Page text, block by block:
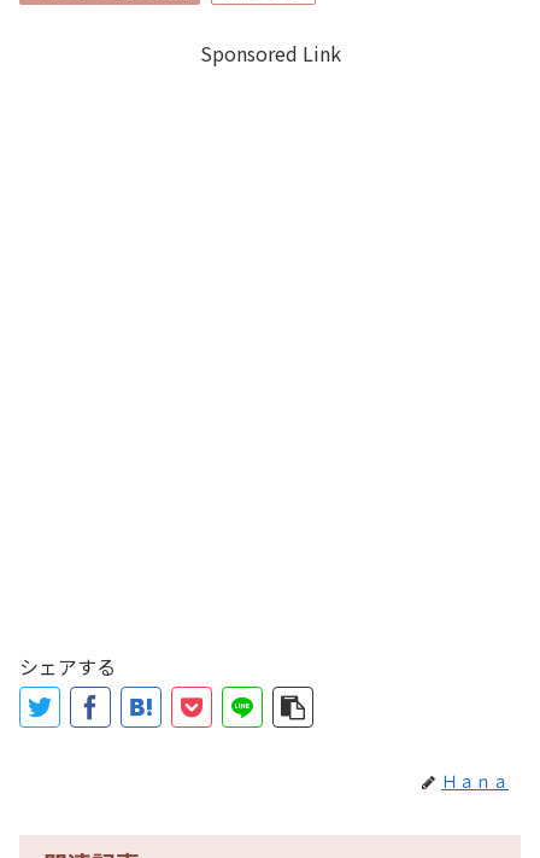
Sponsored Link
シェアする
Ｈａｎａ